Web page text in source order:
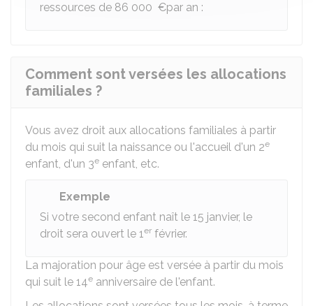
ressources de 86 000 €par an :
Comment sont versées les allocations
familiales ?
Vous avez droit aux allocations familiales à partir
du mois qui suit la naissance ou l'accueil d'un 2e
enfant, d'un 3e enfant, etc.
Exemple
Si votre second enfant naît le 15 janvier, le
droit sera ouvert le 1er février.
La majoration pour âge est versée à partir du mois
qui suit le 14e anniversaire de l'enfant.